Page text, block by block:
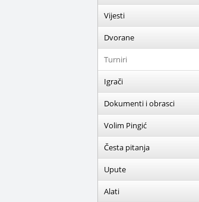
Vijesti
Dvorane
Turniri
Igrači
Dokumenti i obrasci
Volim Pingić
Česta pitanja
Upute
Alati